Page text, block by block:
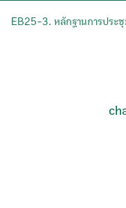
EB25-3. หลักฐานการประ